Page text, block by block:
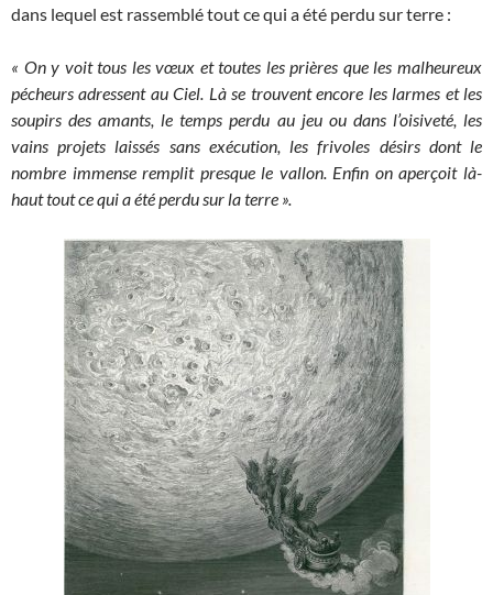
dans lequel est rassemblé tout ce qui a été perdu sur terre :
« On y voit tous les vœux et toutes les prières que les malheureux
pécheurs adressent au Ciel. Là se trouvent encore les larmes et les
soupirs des amants, le temps perdu au jeu ou dans l’oisiveté, les
vains projets laissés sans exécution, les frivoles désirs dont le
nombre immense remplit presque le vallon. Enfin on aperçoit là-
haut tout ce qui a été perdu sur la terre ».